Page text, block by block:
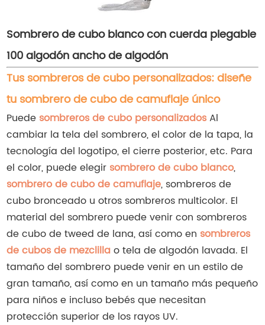
Sombrero de cubo blanco con cuerda plegable
100 algodón ancho de algodón
Tus sombreros de cubo personalizados: diseñe
tu sombrero de cubo de camuflaje único
Puede sombreros de cubo personalizadosAl
cambiar la tela del sombrero, el color de la tapa, la
tecnología del logotipo, el cierre posterior, etc. Para
el color, puede elegir sombrero de cubo blanco,
sombrero de cubo de camuflaje, sombreros de
cubo bronceado u otros sombreros multicolor. El
material del sombrero puede venir con sombreros
de cubo de tweed de lana, así como en sombreros
de cubos de mezclillao tela de algodón lavada. El
tamaño del sombrero puede venir en un estilo de
gran tamaño, así como en un tamaño más pequeño
para niños e incluso bebés que necesitan
protección superior de los rayos UV.